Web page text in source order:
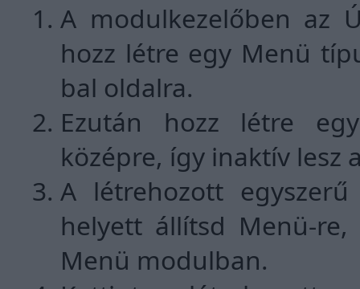
A modulkezelőben az
hozz létre egy Menü
bal oldalra.
Ezután hozz létre
középre, így inaktív lesz
A létrehozott
helyett állítsd Menü-
Menü modulban.